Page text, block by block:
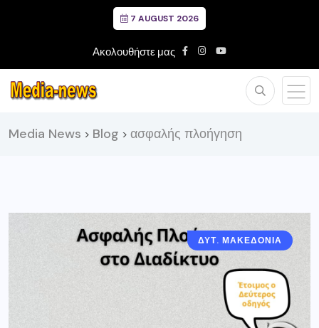
7 AUGUST 2026
Ακολουθήστε μας
Media News > Blog > ασφαλής πλοήγηση
ΔΥΤ. ΜΑΚΕΔΟΝΙΑ